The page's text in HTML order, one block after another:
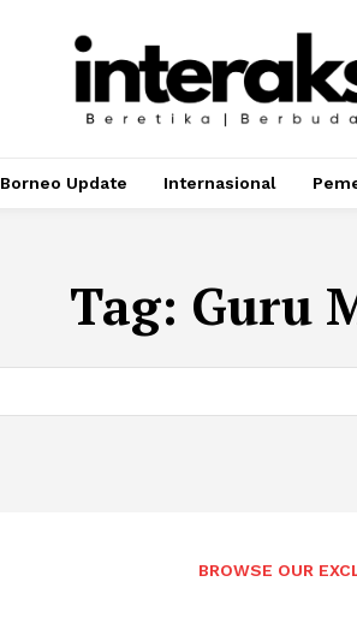
Borneo Update Internasional
Tag: Guru
BROWSE OUR